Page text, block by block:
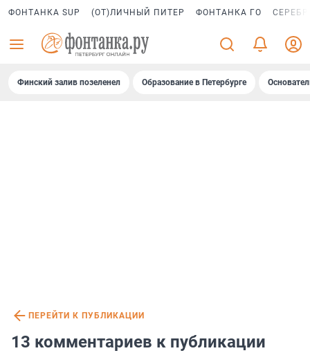
ФОНТАНКА SUP (ОТ)ЛИЧНЫЙ ПИТЕР ФОНТАНКА ГО
Финский залив позеленел Образование в Петербурге
ПЕРЕЙТИ К ПУБЛИКАЦИИ
13 комментариев к публикации